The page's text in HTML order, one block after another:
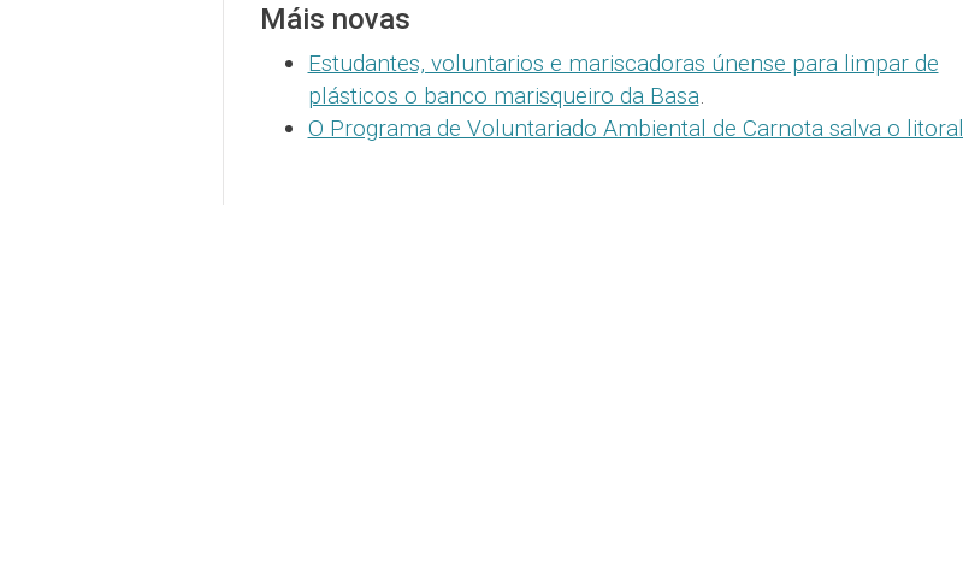
Máis novas
Estudantes, voluntarios e mariscadoras únense para limpar de
plásticos o banco marisqueiro da Basa.
O Programa de Voluntariado Ambiental de Carnota salva o litoral